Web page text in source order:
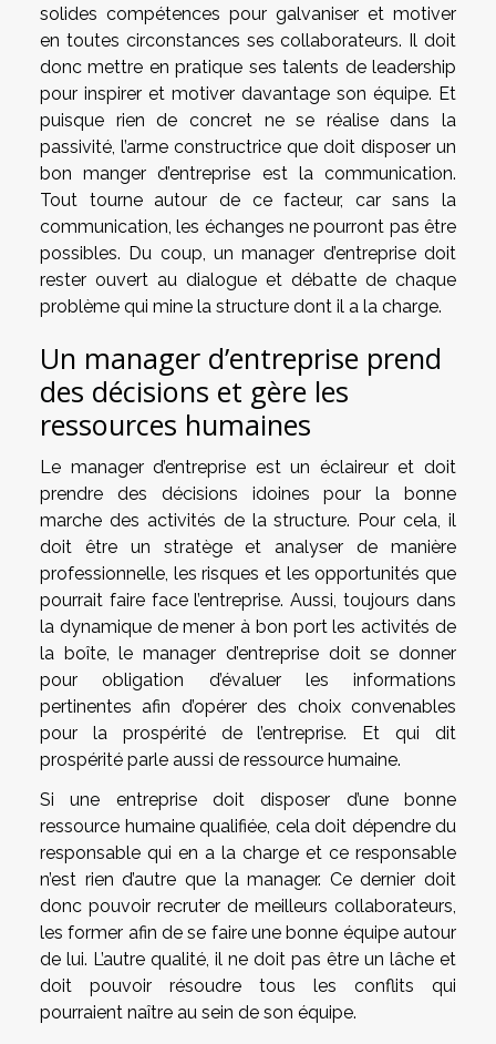
solides compétences pour galvaniser et motiver
en toutes circonstances ses collaborateurs. Il doit
donc mettre en pratique ses talents de leadership
pour inspirer et motiver davantage son équipe. Et
puisque rien de concret ne se réalise dans la
passivité, l’arme constructrice que doit disposer un
bon manger d’entreprise est la communication.
Tout tourne autour de ce facteur, car sans la
communication, les échanges ne pourront pas être
possibles. Du coup, un manager d’entreprise doit
rester ouvert au dialogue et débatte de chaque
problème qui mine la structure dont il a la charge.
Un manager d’entreprise prend
des décisions et gère les
ressources humaines
Le manager d’entreprise est un éclaireur et doit
prendre des décisions idoines pour la bonne
marche des activités de la structure. Pour cela, il
doit être un stratège et analyser de manière
professionnelle, les risques et les opportunités que
pourrait faire face l’entreprise. Aussi, toujours dans
la dynamique de mener à bon port les activités de
la boîte, le manager d’entreprise doit se donner
pour obligation d’évaluer les informations
pertinentes afin d’opérer des choix convenables
pour la prospérité de l’entreprise. Et qui dit
prospérité parle aussi de ressource humaine.
Si une entreprise doit disposer d’une bonne
ressource humaine qualifiée, cela doit dépendre du
responsable qui en a la charge et ce responsable
n’est rien d’autre que la manager. Ce dernier doit
donc pouvoir recruter de meilleurs collaborateurs,
les former afin de se faire une bonne équipe autour
de lui. L’autre qualité, il ne doit pas être un lâche et
doit pouvoir résoudre tous les conflits qui
pourraient naître au sein de son équipe.